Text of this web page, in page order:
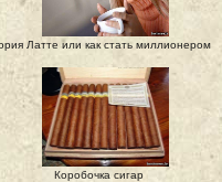
Латте или как стать миллионером
Коробочка сигар